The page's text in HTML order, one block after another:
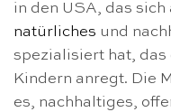
in den USA, das sich
natürliches und
spezialisiert hat, das
Kindern anregt. Die
es, nachhaltiges,